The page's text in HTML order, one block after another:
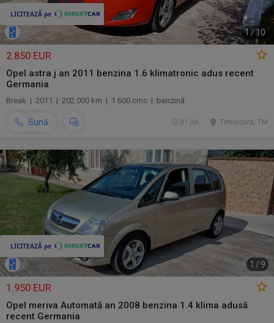
1 /10
2.850 EUR
Opel astra j an 2011 benzina 1.6 klimatronic adus recent
Germania
Break | 2011 | 202.000 km | 1.600 cmc | benzină
Sună Timisoara, TM
31 jul.
1 / 9
1.950 EUR
Opel meriva Automată an 2008 benzina 1.4 klima adusă
recent Germania